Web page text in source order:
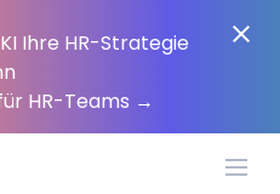
Ihre HR-Strategie
HR-Teams →